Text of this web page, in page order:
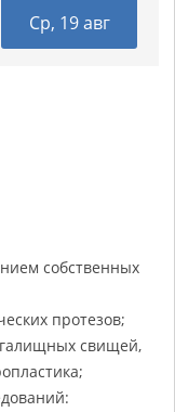
Ср, 19 авг
собственных
протезов;
свищей,